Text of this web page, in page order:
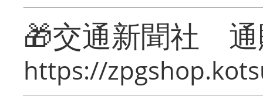
🎁交通新聞社
https://